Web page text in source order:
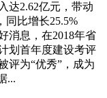
达2.62亿元，带动
，同比增长25.5%
消息，在2018年省
划首年度建设考评
评为“优秀”，成为
...